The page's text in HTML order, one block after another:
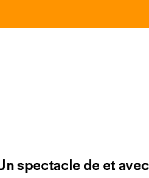
spectacle de et avec